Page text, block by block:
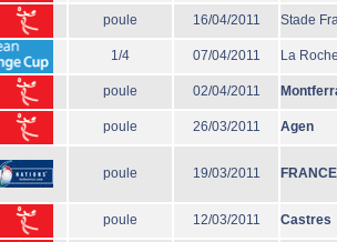
poule 16/04/2011 Stade
1/4 07/04/2011 La
poule 02/04/2011
poule 26/03/2011 Agen
poule 19/03/2011 FRANCE
poule 12/03/2011 Castres